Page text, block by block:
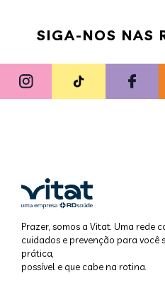
SIGA-NOS NAS
Prazer, somos a Vitat. Uma rede
cuidados e prevenção para você
prática,
possível e que cabe na rotina.